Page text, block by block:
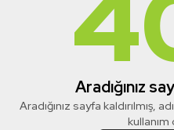
Aradığınız
Aradığınız sayfa kaldırılmış,
kullanım